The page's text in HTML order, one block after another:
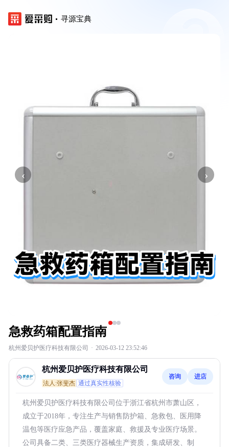
寻源宝典
‹ ›
急救药箱配置指南
杭州爱贝护医疗科技有限公司 · 2026-03-12 23:52:46
杭州爱贝护医疗科技有限公司
法人:张斐杰 通过真实性核验
咨询 进店
杭州爱贝护医疗科技有限公司位于浙江省杭州市萧山区，
成立于2018年，专注生产与销售防护箱、急救包、医用降
温包等医疗应急产品，覆盖家庭、救援及专业医疗场景。
公司具备二类、三类医疗器械生产资质，集成研发、制